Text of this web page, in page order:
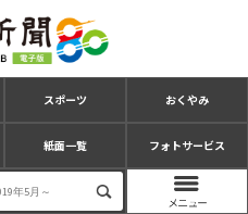
スポーツ おくやみ
紙面一覧 フォトサービス